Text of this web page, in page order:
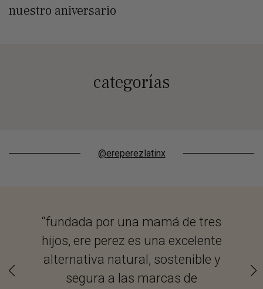
nuestro aniversario
categorías
@ereperezlatinx
“fundada por una mamá de tres
hijos, ere perez es una excelente
alternativa natural, sostenible y
segura a las marcas de